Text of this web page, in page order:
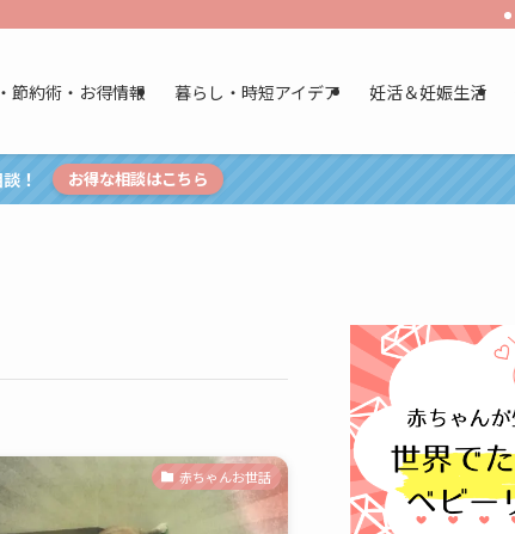
節約術・お得情報 暮らし・時短アイデア 妊活＆妊娠生活
！ お得な相談はこちら
赤ちゃんお世話